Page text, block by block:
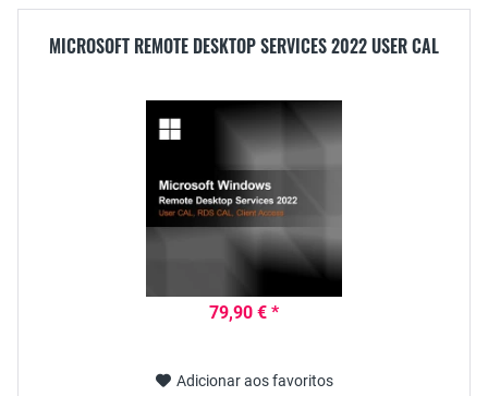
MICROSOFT REMOTE DESKTOP SERVICES 2022 USER CAL
79,90 € *
Adicionar aos favoritos